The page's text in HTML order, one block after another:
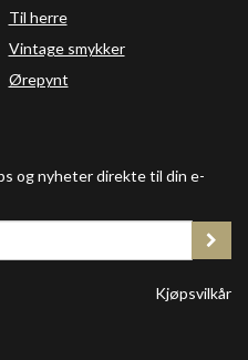
Til herre
Vintage smykker
Ørepynt
og nyheter direkte til din e-
Kjøpsvilkår